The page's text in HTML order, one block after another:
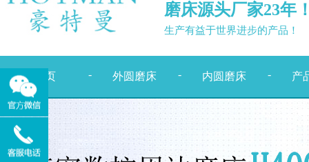
磨床源头厂家23年
生产有益于世界进步的产品！
首页 - 外圆磨床 - 内圆磨床 - 产